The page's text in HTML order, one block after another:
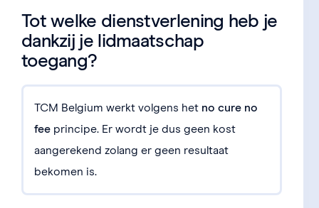
Tot welke dienstverlening heb je
dankzij je lidmaatschap
toegang?
TCM Belgium werkt volgens het no cure no
fee principe. Er wordt je dus geen kost
aangerekend zolang er geen resultaat
bekomen is.